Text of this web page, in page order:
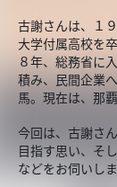
古謝さんは、１
大学付属高校を
８年、総務省に
積み、民間企業
馬。現在は、那
今回は、古謝さ
目指す思い、そ
などをお伺いしま